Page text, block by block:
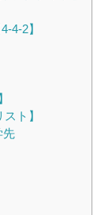
4-2】
ト】
先